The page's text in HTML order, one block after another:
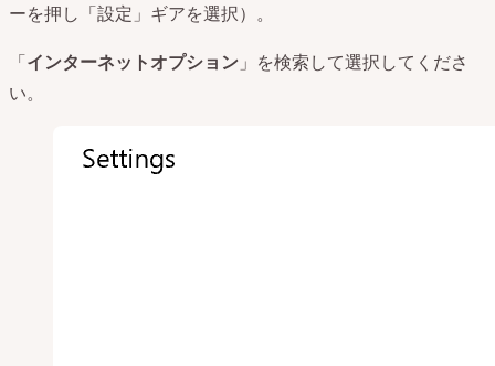
ーを押し「設定」ギアを選択）。
「インターネットオプション 」を検索して選択してくださ
い。